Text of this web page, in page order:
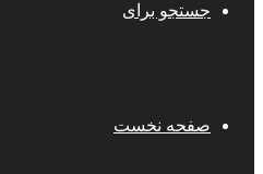
جستجو برای
صفحه نخست